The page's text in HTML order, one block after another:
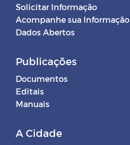
Solicitar Informação
Acompanhe sua Informação
Dados Abertos
Publicações
Documentos
Editais
Manuais
A Cidade